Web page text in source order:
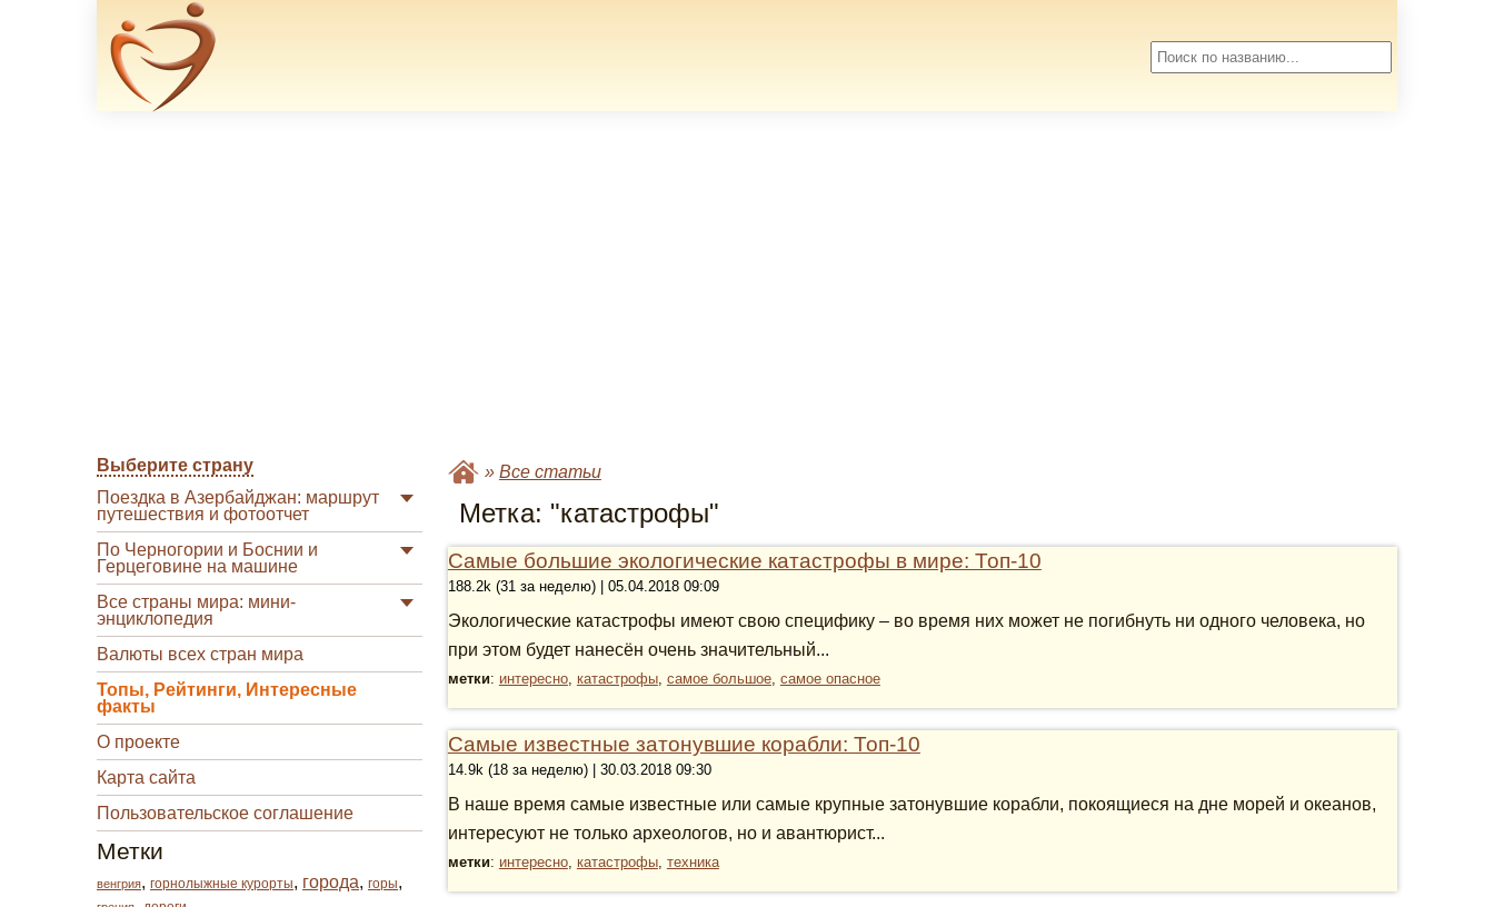
Выберите страну
Поездка в Азербайджан: маршрут
путешествия и фотоотчет
По Черногории и Боснии и
Герцеговине на машине
Все страны мира: мини-
энциклопедия
Валюты всех стран мира
Топы, Рейтинги, Интересные
факты
О проекте
Карта сайта
Пользовательское соглашение
Метки
венгрия, горнолыжные курорты, города, горы,
» Все статьи
Метка: "катастрофы"
Самые большие экологические катастрофы в мире: Топ-10
188.2k (31 за неделю) | 05.04.2018 09:09
Экологические катастрофы имеют свою специфику – во время них может не погибнуть ни одного человека, но
при этом будет нанесён очень значительный...
метки: интересно, катастрофы, самое большое, самое опасное
Самые известные затонувшие корабли: Топ-10
14.9k (18 за неделю) | 30.03.2018 09:30
В наше время самые известные или самые крупные затонувшие корабли, покоящиеся на дне морей и океанов,
интересуют не только археологов, но и авантюрист...
метки: интересно, катастрофы, техника